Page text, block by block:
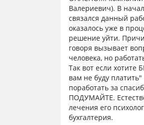
Валериевич). В
связался данный
оказалось уже в
решение уйти.
говоря вызывает
человека, но
Так вот если хотите
вам не буду
поработать за
ПОДУМАЙТЕ.
лечения его
бухгалтерия.